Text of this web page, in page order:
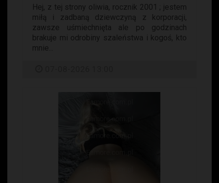
Hej, z tej strony oliwia, rocznik 2001 ; jestem
miłą i zadbaną dziewczyną z korporacji,
zawsze uśmiechnięta ale po godzinach
brakuje mi odrobiny szaleństwa i kogoś, kto
mnie...